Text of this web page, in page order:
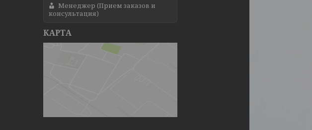
Менеджер (Прием заказов и
консультация)
КАРТА